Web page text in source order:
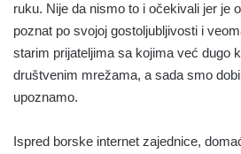
ruku. Nije da nismo to i očekivali jer je
poznat po svojoj gostoljubljivosti i
starim prijateljima sa kojima već dugo
društvenim mrežama, a sada smo
upoznamo.
Ispred borske internet zajednice,